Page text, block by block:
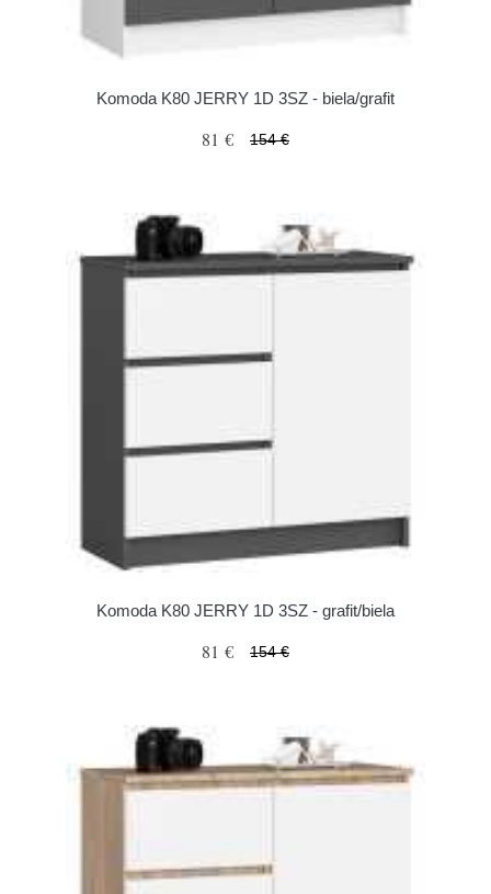
Komoda K80 JERRY 1D 3SZ - biela/grafit
81 € 154 €
Komoda K80 JERRY 1D 3SZ - grafit/biela
81 € 154 €